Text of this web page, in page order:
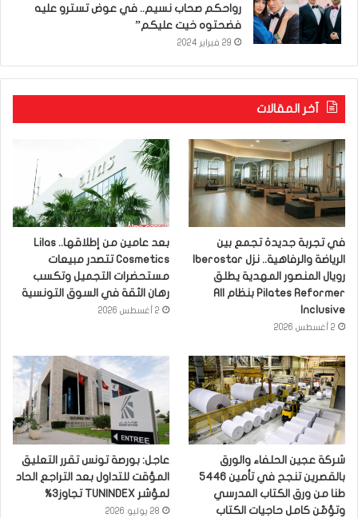
رواحكم صحاب نسيم.. في عوض تسترو عليه
فضحتوه خيت عليكم”
29 فبراير 2024
آخر المقالات
في تجربة جديدة تجمع بين
رويال المنصور المهدية يطلق
Pilates Reformer بنظام All
Inclusive
2 أغسطس 2026
بعد عامين من إطلاقها.. Lilas
Cosmetics تتصدر مبيعات
مستحضرات التجميل وتكسب
رهان الثقة في السوق التونسية
2 أغسطس 2026
شركة عجين الحلفاء والورق
بالقصرين تنجح في تأمين 5446
طنا من ورق الكتاب المدرسي
وتؤمّن كامل حاجيات الكتاب
عاجل: بورصة تونس تقرر التعليق
المؤقت للتداول بعد التراجع الحاد
لمؤشر TUNINDEX تجاوز3%
28 يوليو 2026